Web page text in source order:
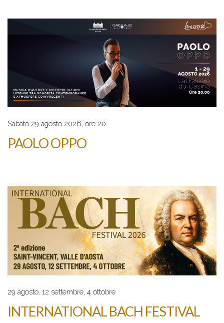
Sabato 29 agosto 2026, ore 20
PAOLO OPPO
29 agosto, 12 settembre, 4 ottobre
INTERNATIONAL BACH FESTIVAL